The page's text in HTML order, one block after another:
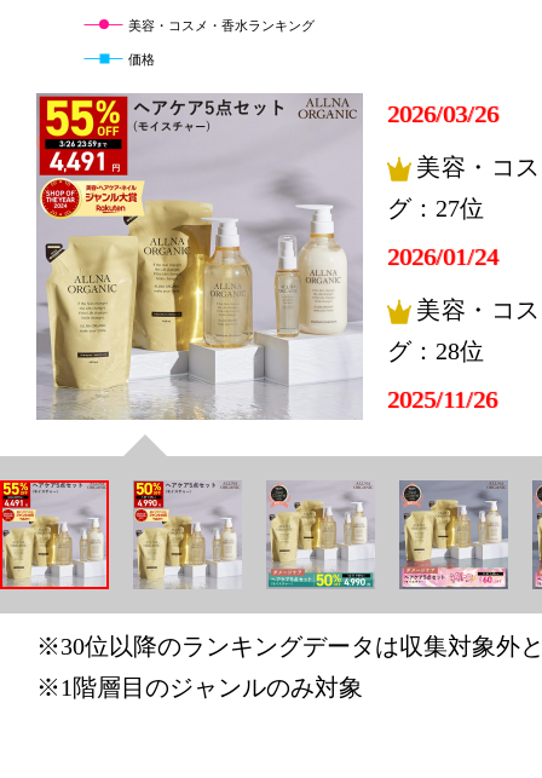
美容・コスメ・香水ランキング
価格
2026/03/26
美容・コ
グ：27位
2026/01/24
美容・コ
グ：28位
2025/11/26
美容・コ
グ：23位
2025/11/25
美容・コ
グ：15位
※30位以降のランキングデータは収集対象外
※1階層目のジャンルのみ対象